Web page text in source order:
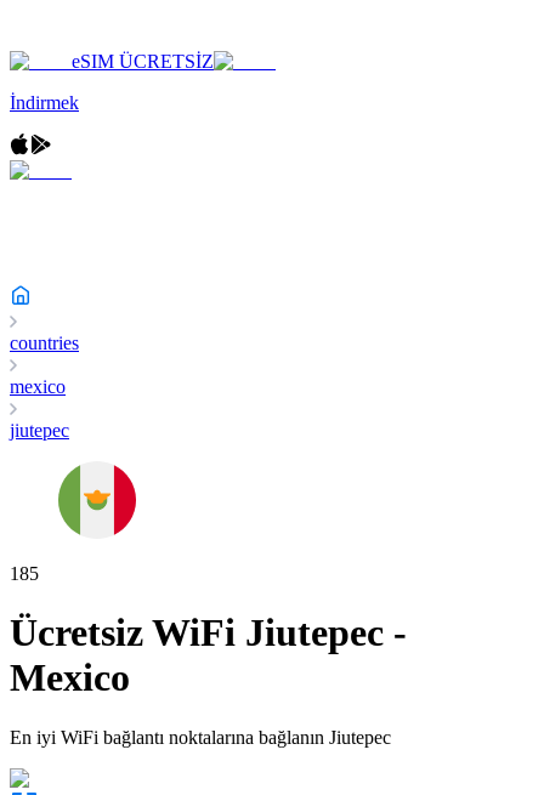
eSIM ÜCRETSİZ
İndirmek
countries
mexico
jiutepec
185
Ücretsiz WiFi Jiutepec -
Mexico
En iyi WiFi bağlantı noktalarına bağlanın Jiutepec